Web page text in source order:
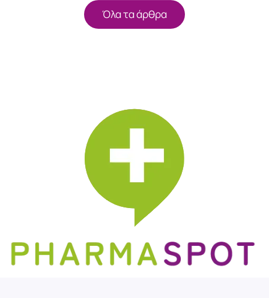
Όλα τα άρθρα